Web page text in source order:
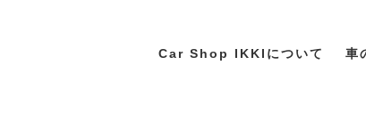
Car Shop IKKIについて 車